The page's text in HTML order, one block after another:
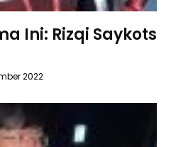
Ini: Rizqi Saykots
2022